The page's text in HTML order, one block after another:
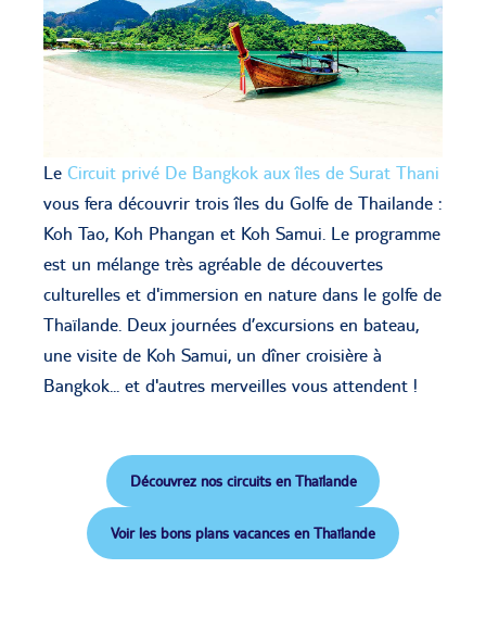
Le Circuit privé De Bangkok aux îles de Surat Thani
vous fera découvrir trois îles du Golfe de Thailande :
Koh Tao, Koh Phangan et Koh Samui. Le programme
est un mélange très agréable de découvertes
culturelles et d'immersion en nature dans le golfe de
Thaïlande. Deux journées d’excursions en bateau,
une visite de Koh Samui, un dîner croisière à
Bangkok... et d'autres merveilles vous attendent !
Découvrez nos circuits en Thaïlande
Voir les bons plans vacances en Thaïlande